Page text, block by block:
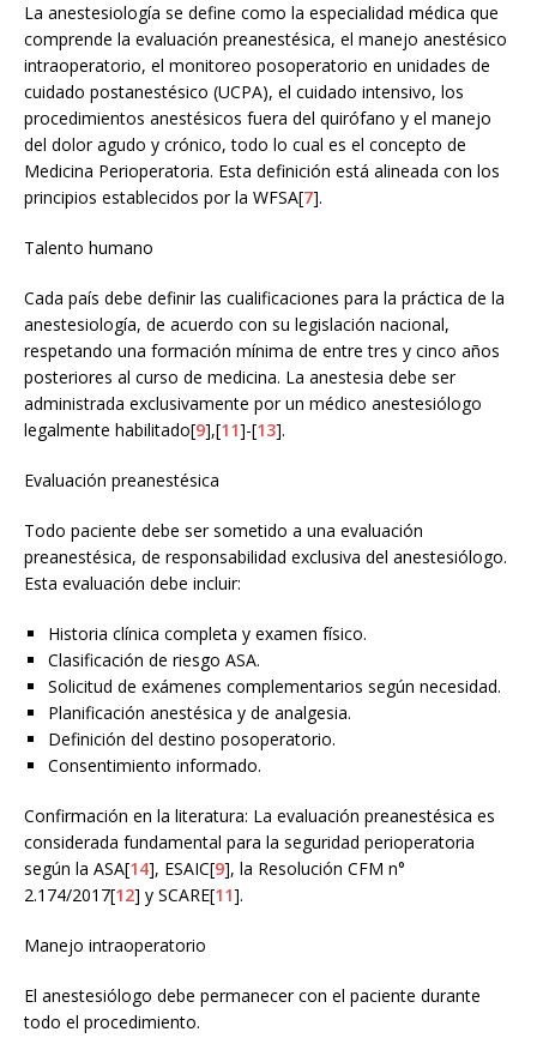
La anestesiología se define como la especialidad médica que
comprende la evaluación preanestésica, el manejo anestésico
intraoperatorio, el monitoreo posoperatorio en unidades de
cuidado postanestésico (UCPA), el cuidado intensivo, los
procedimientos anestésicos fuera del quirófano y el manejo
del dolor agudo y crónico, todo lo cual es el concepto de
Medicina Perioperatoria. Esta definición está alineada con los
principios establecidos por la WFSA[7].
Talento humano
Cada país debe definir las cualificaciones para la práctica de la
anestesiología, de acuerdo con su legislación nacional,
respetando una formación mínima de entre tres y cinco años
posteriores al curso de medicina. La anestesia debe ser
administrada exclusivamente por un médico anestesiólogo
legalmente habilitado[9],[11]-[13].
Evaluación preanestésica
Todo paciente debe ser sometido a una evaluación
preanestésica, de responsabilidad exclusiva del anestesiólogo.
Esta evaluación debe incluir:
Historia clínica completa y examen físico.
Clasificación de riesgo ASA.
Solicitud de exámenes complementarios según necesidad.
Planificación anestésica y de analgesia.
Definición del destino posoperatorio.
Consentimiento informado.
Confirmación en la literatura: La evaluación preanestésica es
considerada fundamental para la seguridad perioperatoria
según la ASA[14], ESAIC[9], la Resolución CFM n°
2.174/2017[12] y SCARE[11].
Manejo intraoperatorio
El anestesiólogo debe permanecer con el paciente durante
todo el procedimiento.